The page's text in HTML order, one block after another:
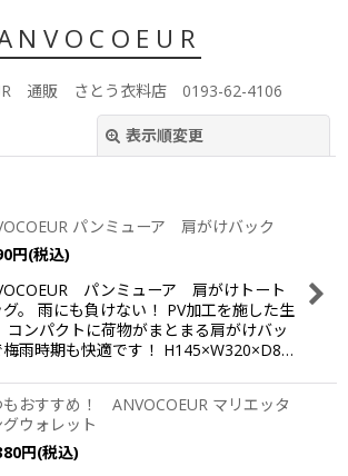
通販 さとう衣料店 0193-62-4106
表示順変更
絞り込む
パンミューア 肩がけバック
円(税込)
パンミューア 肩がけトート
グ。 雨にも負けない！ PV加工を施した生
コンパクトに荷物がまとまる肩がけバッ
梅雨時期も快適です！ H145×W320×D8…
もおすすめ！ ANVOCOEUR マリエッタ
ウォレット
円(税込)